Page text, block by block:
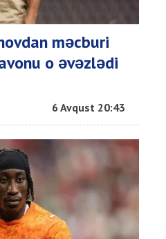
məcburi
o əvəzlədi
6 Avqust 20:43